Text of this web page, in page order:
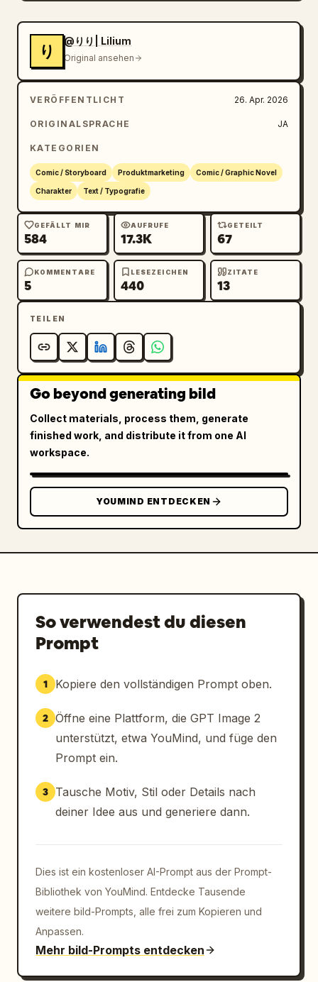
り
@りり| Lilium
Original ansehen
VERÖFFENTLICHT 26. Apr. 2026
ORIGINALSPRACHE JA
KATEGORIEN
Comic / Storyboard Produktmarketing Comic / Graphic Novel
Charakter Text / Typografie
GEFÄLLT MIR
584
AUFRUFE
17.3K
GETEILT
67
KOMMENTARE
5
LESEZEICHEN
440
ZITATE
13
TEILEN
Go beyond generating bild
Collect materials, process them, generate
finished work, and distribute it from one AI
workspace.
YOUMIND ENTDECKEN
So verwendest du diesen
Prompt
1 Kopiere den vollständigen Prompt oben.
2 Öffne eine Plattform, die GPT Image 2
unterstützt, etwa YouMind, und füge den
Prompt ein.
3
Tausche Motiv, Stil oder Details nach
deiner Idee aus und generiere dann.
Dies ist ein kostenloser AI-Prompt aus der Prompt-
Bibliothek von YouMind. Entdecke Tausende
weitere bild-Prompts, alle frei zum Kopieren und
Anpassen.
Mehr bild-Prompts entdecken